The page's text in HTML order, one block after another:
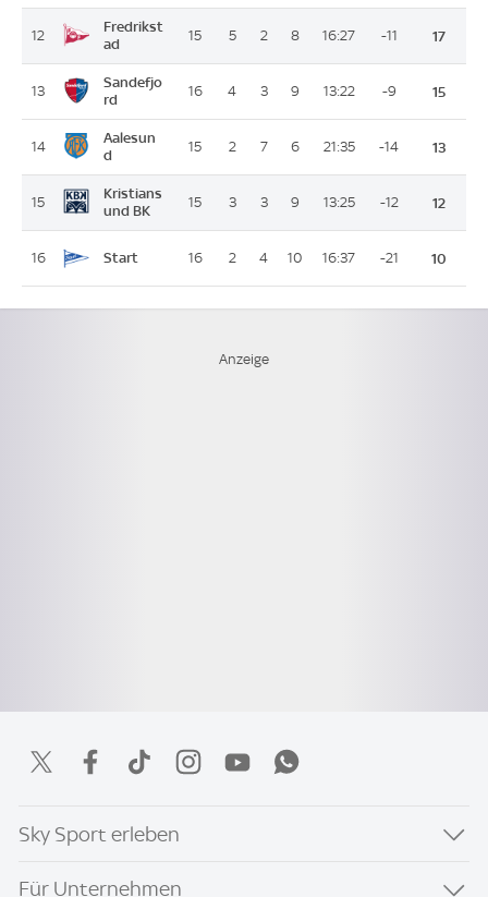
12
Fredrikst
ad
15 5 2 8 16:27 -11 17
13
Sandefjo
rd
16 4 3 9 13:22 -9 15
14
Aalesun
d
15 2 7 6 21:35 -14 13
15
Kristians
und BK
15 3 3 9 13:25 -12 12
16 Start 16 2 4 10 16:37 -21 10
Sky Sport erleben
Für Unternehmen